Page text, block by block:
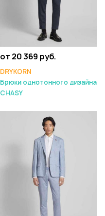
от 20 369 руб.
DRYKORN
Брюки однотонного дизайна
CHASY